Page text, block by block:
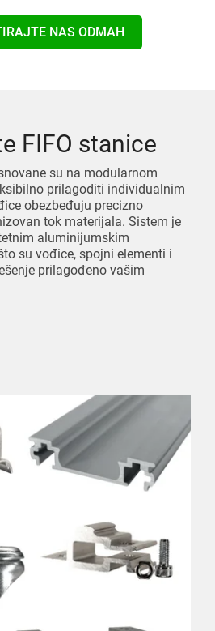
NAS ODMAH
FIFO stanice
su na modularnom
prilagoditi individualnim
obezbeđuju precizno
tok materijala. Sistem je
aluminijumskim
su vođice, spojni elementi i
prilagođeno vašim